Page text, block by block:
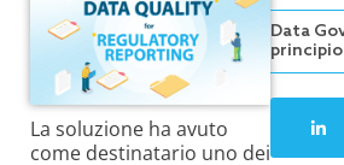
La soluzione ha avuto
come destinatario uno dei
Data
principio